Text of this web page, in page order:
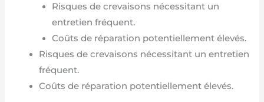
Risques de crevaisons nécessitant un
entretien fréquent.
Coûts de réparation potentiellement élevés.
Risques de crevaisons nécessitant un entretien
fréquent.
Coûts de réparation potentiellement élevés.